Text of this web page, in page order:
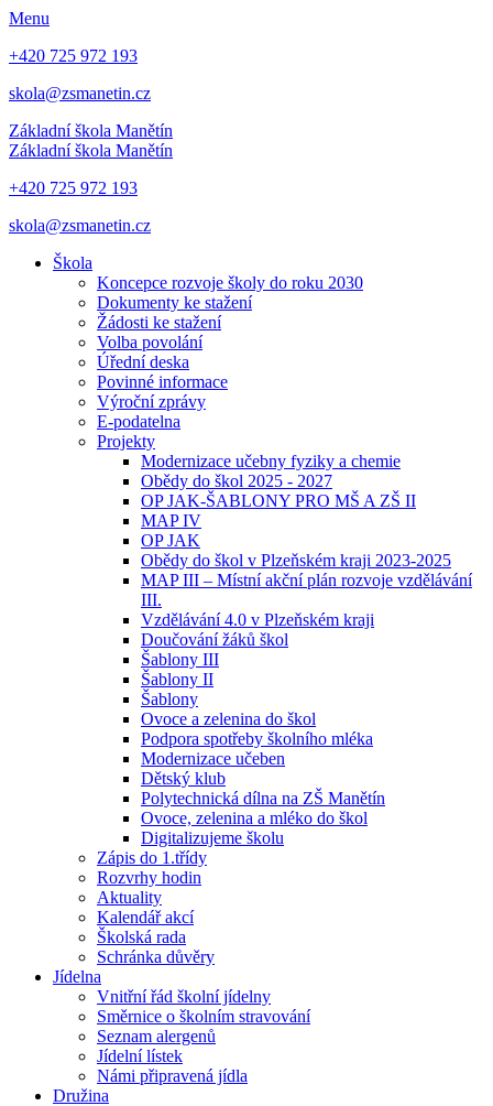
Menu
+420 725 972 193
skola@zsmanetin.cz
Základní škola Manětín
Základní škola Manětín
+420 725 972 193
skola@zsmanetin.cz
Škola
Koncepce rozvoje školy do roku 2030
Dokumenty ke stažení
Žádosti ke stažení
Volba povolání
Úřední deska
Povinné informace
Výroční zprávy
E-podatelna
Projekty
Modernizace učebny fyziky a chemie
Obědy do škol 2025 - 2027
OP JAK-ŠABLONY PRO MŠ A ZŠ II
MAP IV
OP JAK
Obědy do škol v Plzeňském kraji 2023-2025
MAP III – Místní akční plán rozvoje vzdělávání
III.
Vzdělávání 4.0 v Plzeňském kraji
Doučování žáků škol
Šablony III
Šablony II
Šablony
Ovoce a zelenina do škol
Podpora spotřeby školního mléka
Modernizace učeben
Dětský klub
Polytechnická dílna na ZŠ Manětín
Ovoce, zelenina a mléko do škol
Digitalizujeme školu
Zápis do 1.třídy
Rozvrhy hodin
Aktuality
Kalendář akcí
Školská rada
Schránka důvěry
Jídelna
Vnitřní řád školní jídelny
Směrnice o školním stravování
Seznam alergenů
Jídelní lístek
Námi připravená jídla
Družina